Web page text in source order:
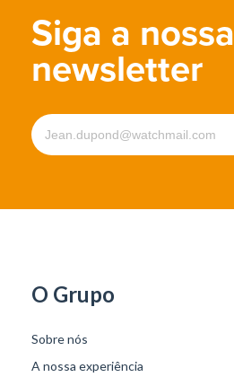
Siga a nossa
newsletter
O Grupo
Sobre nós
A nossa experiência